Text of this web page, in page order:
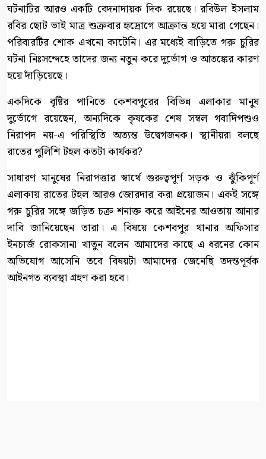
ঘটনাটির আরও একটি বেদনাদায়ক দিক রয়েছে। রবিউল ইসলাম
রবির ছোট ভাই মাত্র শুক্রবার হৃদ্রোগে আক্রান্ত হয়ে মারা গেছেন।
পরিবারটির শোক এখনো কাটেনি। এর মধ্যেই বাড়িতে গরু চুরির
ঘটনা নিঃসন্দেহে তাদের জন্য নতুন করে দুর্ভোগ ও আতঙ্কের কারণ
হয়ে দাঁড়িয়েছে।
একদিকে বৃষ্টির পানিতে কেশবপুরের বিভিন্ন এলাকার মানুষ
দুর্ভোগে রয়েছেন, অন্যদিকে কৃষকের শেষ সম্বল গবাদিপশুও
নিরাপদ নয়-এ পরিস্থিতি অত্যন্ত উদ্বেগজনক। স্থানীয়রা বলছে
রাতের পুলিশি টহল কতটা কার্যকর?
সাধারণ মানুষের নিরাপত্তার স্বার্থে গুরুত্বপূর্ণ সড়ক ও ঝুঁকিপূর্ণ
এলাকায় রাতের টহল আরও জোরদার করা প্রয়োজন। একই সঙ্গে
গরু চুরির সঙ্গে জড়িত চক্র শনাক্ত করে আইনের আওতায় আনার
দাবি জানিয়েছেন তারা। এ বিষয়ে কেশবপুর থানার অফিসার
ইনচার্জ রোকসানা খাতুন বলেন আমাদের কাছে এ ধরনের কোন
অভিযোগ আসেনি তবে বিষয়টা আমাদের জেনেছি তদন্তপূর্বক
আইনগত ব্যবস্থা গ্রহণ করা হবে।